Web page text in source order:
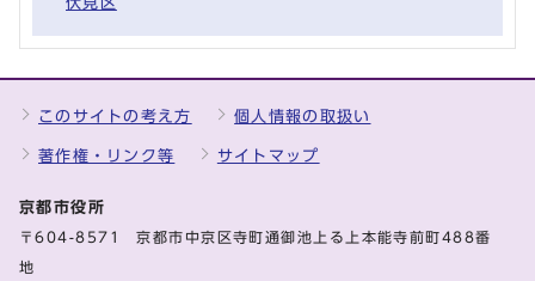
伏見区
このサイトの考え方 個人情報の取扱い
著作権・リンク等 サイトマップ
京都市役所
〒604-8571 京都市中京区寺町通御池上る上本能寺前町488番
地